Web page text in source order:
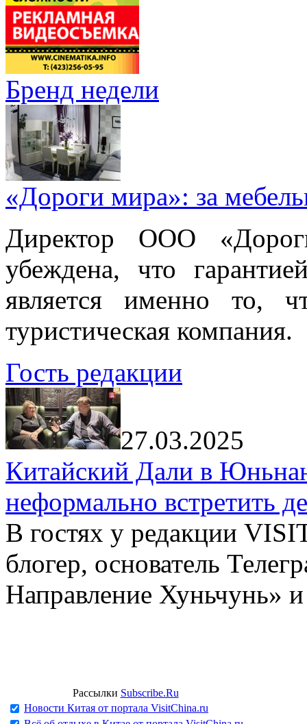
Бренд недели
«Дороги мира»: за
Директор ООО
убеждена, что
является именно то,
туристическая компания.
Гость редакции
27.03.2025
Китайский Дали в
неформально встретить
В гостях у редакции
блогер, основатель
Направление Хуньчунь»
Рассылки Subscribe.Ru
Новости Китая от портала VisitChina.ru